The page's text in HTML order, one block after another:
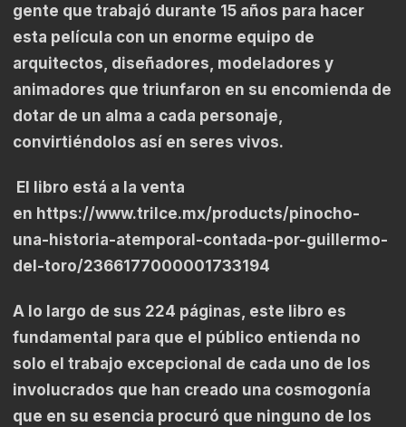
gente que trabajó durante 15 años para hacer
esta película con un enorme equipo de
arquitectos, diseñadores, modeladores y
animadores que triunfaron en su encomienda de
dotar de un alma a cada personaje,
convirtiéndolos así en seres vivos.
El libro está a la venta
en https://www.trilce.mx/products/pinocho-
una-historia-atemporal-contada-por-guillermo-
del-toro/2366177000001733194
A lo largo de sus 224 páginas, este libro es
fundamental para que el público entienda no
solo el trabajo excepcional de cada uno de los
involucrados que han creado una cosmogonía
que en su esencia procuró que ninguno de los